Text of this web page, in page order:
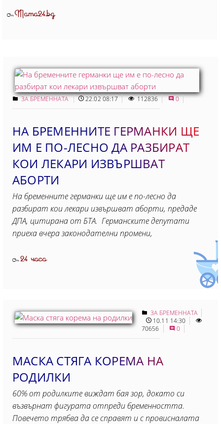
ОтMama24.bg
ЗА БРЕМЕННАТА 22.02 08:17 112836 0
НА БРЕМЕННИТЕ ГЕРМАНКИ ЩЕ
ИМ Е ПО-ЛЕСНО ДА РАЗБИРАТ
КОИ ЛЕКАРИ ИЗВЪРШВАТ
АБОРТИ
На бременните германки ще им е по-лесно да
разбират кои лекари извършват аборти, предаде
ДПА, цитирана от БТА. Германските депутати
приеха вчера законодателни промени,
От24 часа
ЗА БРЕМЕННАТА
10.11 14:30
70656
0
МАСКА СТЯГА КОРЕМА НА
РОДИЛКИ
60% от родилките виждат бая зор, докато си
възвърнат фигурата отпреди бременността.
Повечето трябва да се справят и с провисналата